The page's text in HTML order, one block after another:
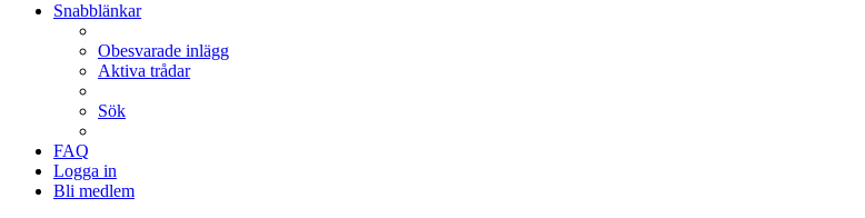
Snabblänkar
Obesvarade inlägg
Aktiva trådar
Sök
FAQ
Logga in
Bli medlem